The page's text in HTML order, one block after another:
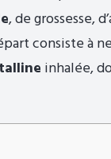
, de grossesse,
consiste à
inhalée,